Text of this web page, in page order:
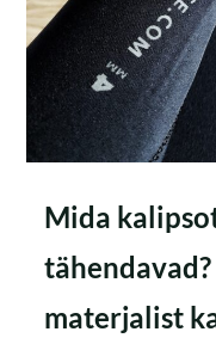
Mida
materjalist